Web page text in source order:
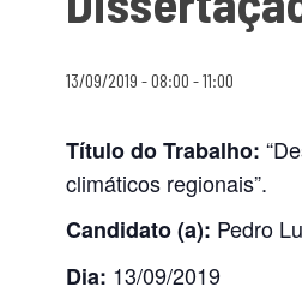
13/09/2019 - 08:00 -11:00
Título do Trabalho:
climáticos regionais”.
Candidato (a): Pedro
Dia: 13/09/2019